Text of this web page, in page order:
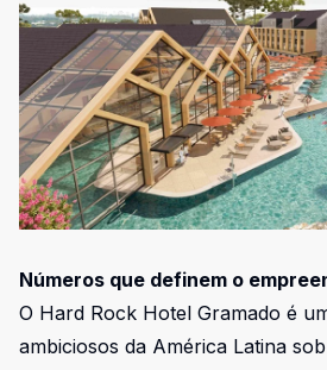
Números que definem o
O Hard Rock Hotel Gramado é
ambiciosos da América Latina